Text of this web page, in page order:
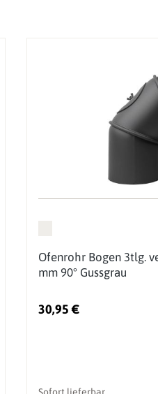
Ofenrohr Bogen 3tlg.
mm 90° Gussgrau
30,95 €